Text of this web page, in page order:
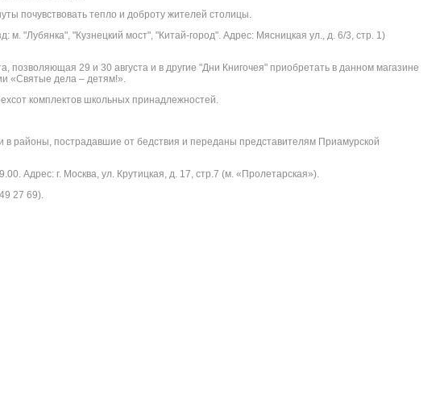
почувствовать тепло и доброту жителей столицы.
м. "Лубянка", "Кузнецкий мост", "Китай-город". Адрес: Мясницкая ул., д. 6/3, стр. 1)
позволяющая 29 и 30 августа и в другие "Дни Книгочея" приобретать в данном магазине
«Святые дела – детям!».
комплектов школьных принадлежностей.
районы, пострадавшие от бедствия и переданы представителям Приамурской
Адрес: г. Москва, ул. Крутицкая, д. 17, стр.7 (м. «Пролетарская»).
27 69).